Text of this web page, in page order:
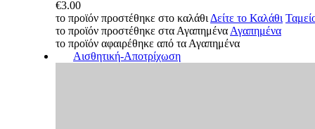
€3.00
το προϊόν προστέθηκε στο καλάθι Δείτε το Καλάθι
το προϊόν προστέθηκε στα Αγαπημένα Αγαπημένα
το προϊόν αφαιρέθηκε από τα Αγαπημένα
Αισθητική-Αποτρίχωση